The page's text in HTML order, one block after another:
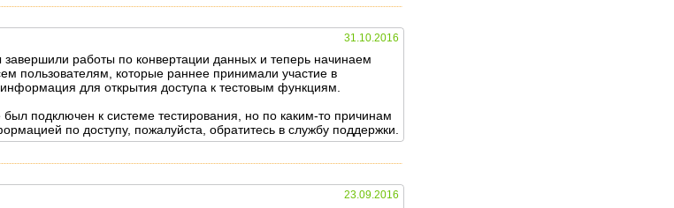
31.10.2016
работы по конвертации данных и теперь начинаем
пользователям, которые раннее принимали участие в
для открытия доступа к тестовым функциям.
подключен к системе тестирования, но по каким-то причинам
по доступу, пожалуйста, обратитесь в службу поддержки.
23.09.2016